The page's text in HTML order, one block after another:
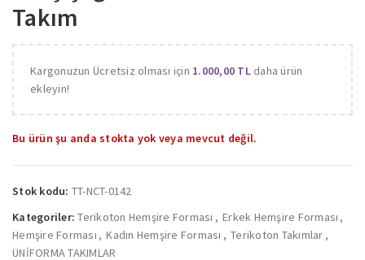
Takım
Kargonuzun Ücretsiz olması için 1.000,00 TLdaha ürün
ekleyin!
Bu ürün şu anda stokta yok veya mevcut değil.
Stok kodu: TT-NCT-0142
Kategoriler: Terikoton Hemşire Forması , Erkek Hemşire Forması ,
Hemşire Forması , Kadın Hemşire Forması , Terikoton Takımlar ,
ÜNİFORMA TAKIMLAR